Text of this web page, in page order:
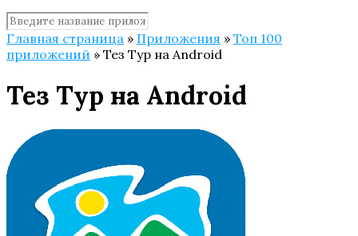
Главная страница » Приложения » Топ 100
приложений » Тез Тур на Android
Тез Тур на Android